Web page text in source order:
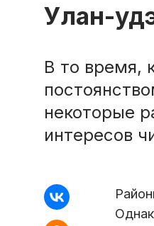
Улан-
В то время,
некоторые
интересов